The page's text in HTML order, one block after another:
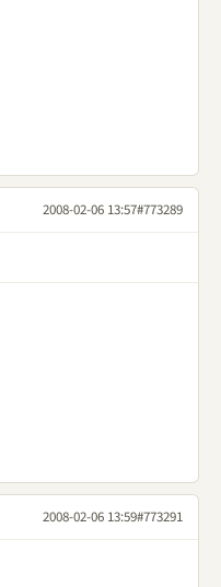
2008-02-06 13:57#773289
2008-02-06 13:59#773291